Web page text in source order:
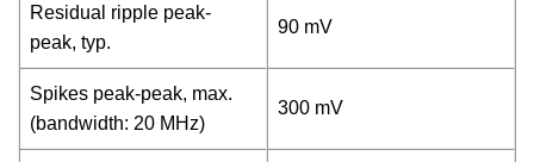
Residual ripple peak-
peak, typ.
90 mV
Spikes peak-peak, max.
(bandwidth: 20 MHz)
300 mV